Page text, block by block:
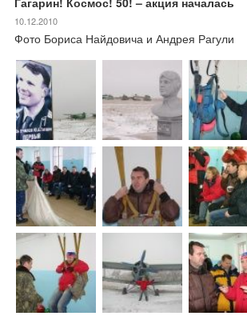
10.12.2010
Фото Бориса Найдовича и Андрея Рагули